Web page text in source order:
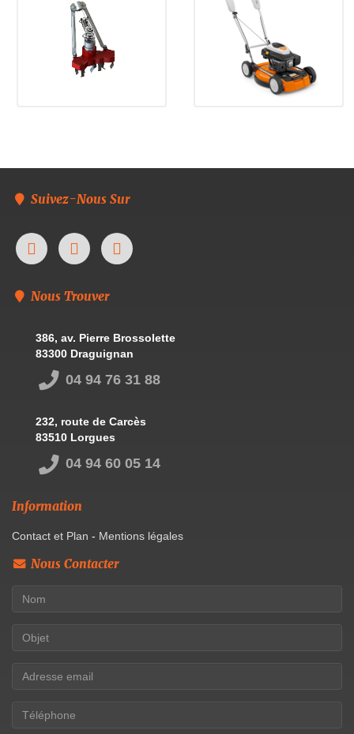
Suivez-Nous Sur
Nous Trouver
386, av. Pierre Brossolette
83300 Draguignan
04 94 76 31 88
232, route de Carcès
83510 Lorgues
04 94 60 05 14
Information
Contact et Plan - Mentions légales
Nous Contacter